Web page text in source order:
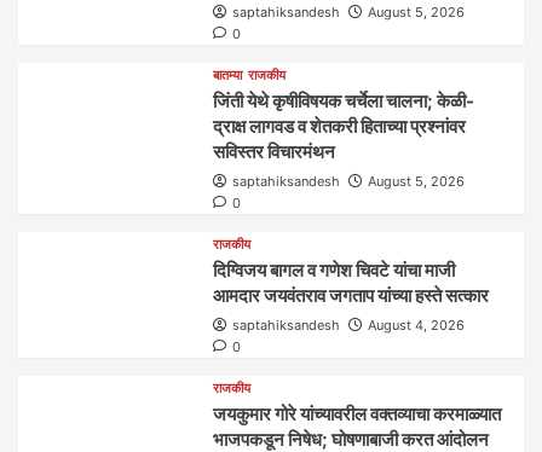
saptahiksandesh
August 5, 2026
0
बातम्या राजकीय
जिंती येथे कृषीविषयक चर्चेला चालना; केळी-
द्राक्ष लागवड व शेतकरी हिताच्या प्रश्नांवर
सविस्तर विचारमंथन
saptahiksandesh
August 5, 2026
0
राजकीय
दिग्विजय बागल व गणेश चिवटे यांचा माजी
आमदार जयवंतराव जगताप यांच्या हस्ते सत्कार
saptahiksandesh
August 4, 2026
0
राजकीय
जयकुमार गोरे यांच्यावरील वक्तव्याचा करमाळ्यात
भाजपकडून निषेध; घोषणाबाजी करत आंदोलन